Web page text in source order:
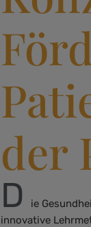
der
D
ie
innovative